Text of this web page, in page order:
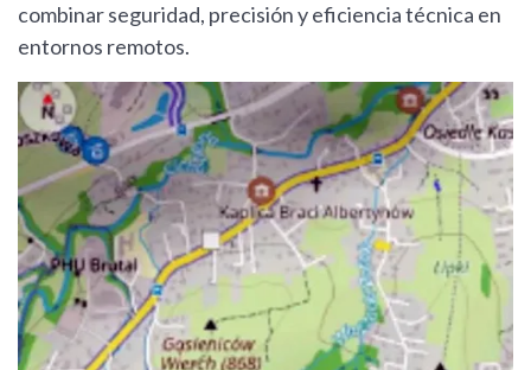
combinar seguridad, precisión y eficiencia técnica en
entornos remotos.